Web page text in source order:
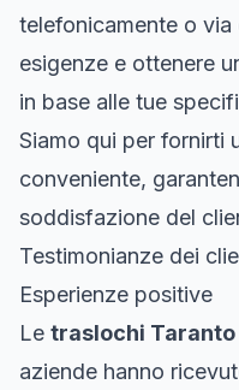
telefonicamente o
esigenze e ottenere
in base alle tue
Siamo qui per fornirti
conveniente,
soddisfazione del
Testimonianze dei
Esperienze positive
Le traslochi Taranto
aziende hanno